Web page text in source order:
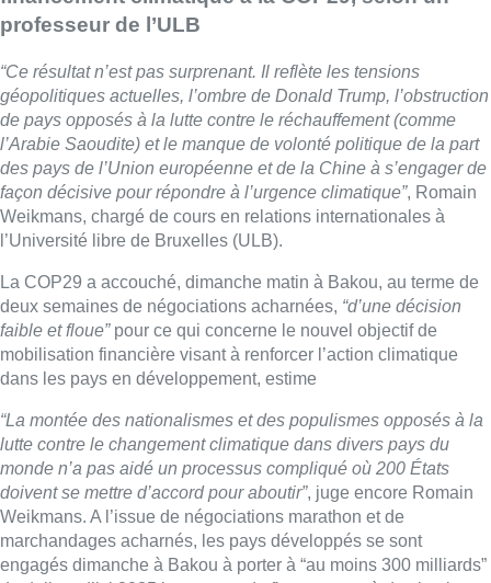
deux semaines de négociations acharnées,
“d’une décision
faible et floue” pour ce qui concerne le nouvel objectif de
mobilisation financière visant à renforcer l’action climatique
dans les pays en développement, estime
“La montée des nationalismes et des populismes opposés à la
lutte contre le changement climatique dans divers pays du
monde n’a pas aidé un processus compliqué où 200 États
doivent se mettre d’accord pour aboutir”, juge encore Romain
Weikmans. A l’issue de négociations marathon et de
marchandages acharnés, les pays développés se sont
engagés dimanche à Bakou à porter à “au moins 300 milliards”
de dollars d’ici 2035 le montant du financement à destination
des pays en développement pour leur permettre de faire face
au dérèglement climatique et pour soutenir leurs efforts de
transition vers la neutralité carbone.
► Revoir |
COP29, qualifiée “d’échec” par Rise for Climate
Ce noyau dur de 300 milliards de dollars s’inscrit dans un
appel plus large et plus vague“à tous les acteurs”à collaborer
pour une augmentation du financement climatique à
1.300 milliards de dollars par an d’ici 2035”et ce, “à partir de
toutes les sources publiques et privées”. Le précédent objectif